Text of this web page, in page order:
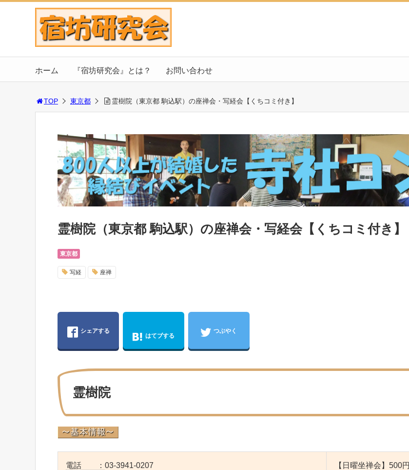
ホーム 『宿坊研究会』とは？ お問い合わせ
TOP 東京都 霊樹院（東京都 駒込駅）の座禅会・写経会【くちコミ付き】
霊樹院（東京都 駒込駅）の座禅会・写経会【くちコミ付き】
東京都
写経 座禅
シェアする
はてブする
つぶやく
霊樹院
電話 ： 03-3941-0207
【日曜坐禅会】500円